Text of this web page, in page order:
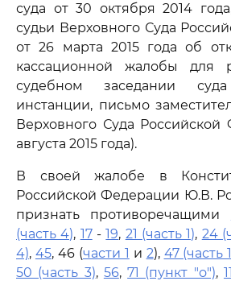
суда от 30 октября 2014
судьи Верховного Суда
от 26 марта 2015 года об
кассационной жалобы для
судебном заседании суда
инстанции, письмо
Верховного Суда Российской
августа 2015 года).
В своей жалобе в
Российской Федерации Ю.В.
признать противоречащими
(часть 4), 17-19, 21 (часть 1), 24
4), 45, 46 (части 1 и 2), 47 (часть
50 (часть 3), 56,71 (пункт "о"),